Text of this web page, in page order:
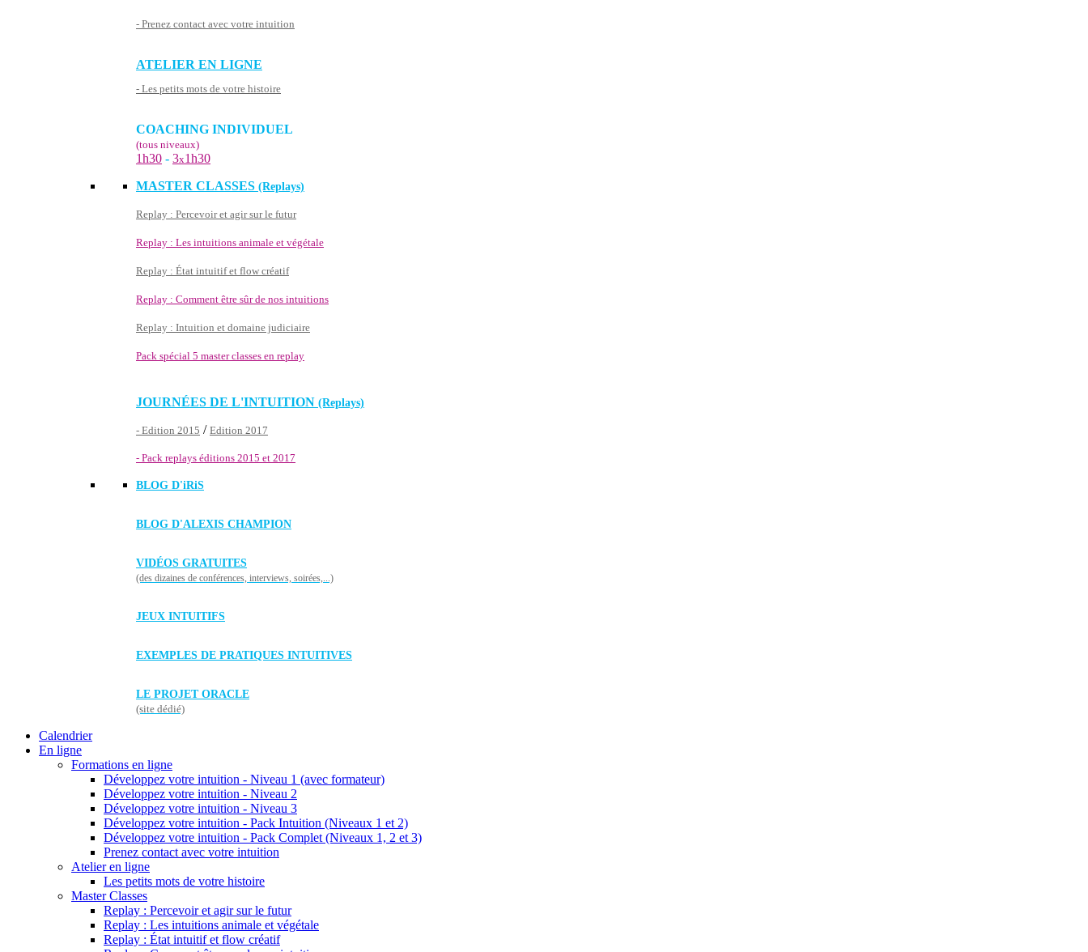
- Prenez contact avec votre intuition
ATELIER EN LIGNE
- Les petits mots de votre histoire
COACHING INDIVIDUEL
(tous niveaux)
1h30 - 3x1h30
MASTER CLASSES (Replays)
Replay : Percevoir et agir sur le futur
Replay : Les intuitions animale et végétale
Replay : État intuitif et flow créatif
Replay : Comment être sûr de nos intuitions
Replay : Intuition et domaine judiciaire
Pack spécial 5 master classes en replay
JOURNÉES DE L'INTUITION (Replays)
- Edition 2015 / Edition 2017
- Pack replays éditions 2015 et 2017
BLOG D'iRiS
BLOG D'ALEXIS CHAMPION
VIDÉOS GRATUITES
(des dizaines de conférences, interviews, soirées,...)
JEUX INTUITIFS
EXEMPLES DE PRATIQUES INTUITIVES
LE PROJET ORACLE
(site dédié)
Calendrier
En ligne
Formations en ligne
Développez votre intuition - Niveau 1 (avec formateur)
Développez votre intuition - Niveau 2
Développez votre intuition - Niveau 3
Développez votre intuition - Pack Intuition (Niveaux 1 et 2)
Développez votre intuition - Pack Complet (Niveaux 1, 2 et 3)
Prenez contact avec votre intuition
Atelier en ligne
Les petits mots de votre histoire
Master Classes
Replay : Percevoir et agir sur le futur
Replay : Les intuitions animale et végétale
Replay : État intuitif et flow créatif